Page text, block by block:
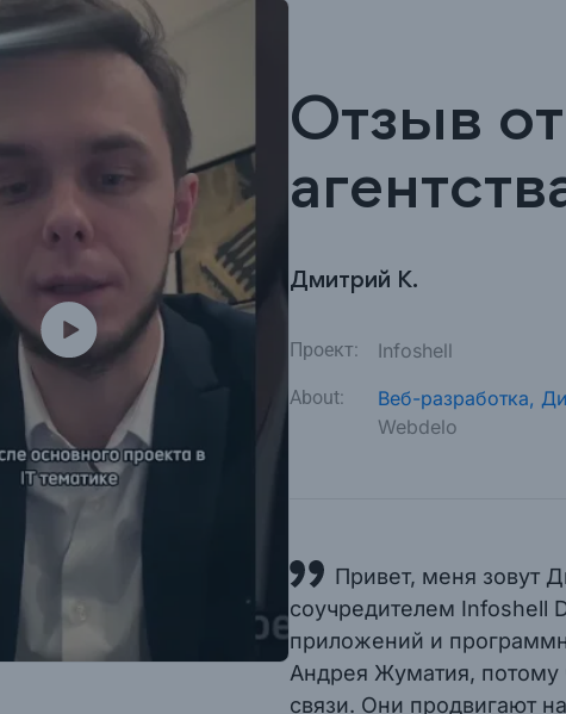
Отзыв
Дмитрий К.
Проект: Infoshell
About: Веб-разработка,
Webdelo
Привет, меня зовут
соучредителем Infoshell
приложений и
Андрея Жуматия, потому
связи. Они продвигают